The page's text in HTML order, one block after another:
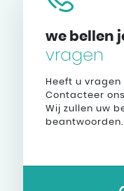
we bellen
vragen
Heeft u vragen
Contacteer
Wij zullen uw
beantwoorden.